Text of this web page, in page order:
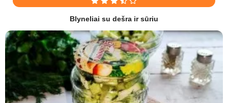
Blyneliai su dešra ir sūriu